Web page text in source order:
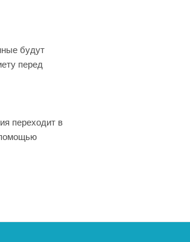
будут
перед
переходит в